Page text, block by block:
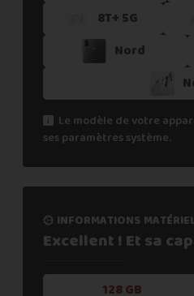
Si vous ne trouvez pas
Vous pouvez
8T+ 5G
Nord
Le modèle de votre
ses paramètres système.
informations
Excellent ! Et sa
128 GB